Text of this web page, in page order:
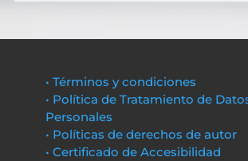
• Términos y condiciones
• Política de Tratamiento de
Personales
• Políticas de derechos de autor
• Certificado de Accesibilidad